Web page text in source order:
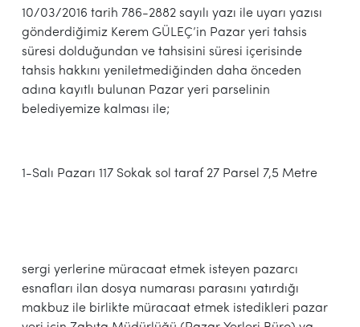
10/03/2016 tarih 786-2882 sayılı yazı ile uyarı yazısı
gönderdiğimiz Kerem GÜLEÇ’in Pazar yeri tahsis
süresi dolduğundan ve tahsisini süresi içerisinde
tahsis hakkını yeniletmediğinden daha önceden
adına kayıtlı bulunan Pazar yeri parselinin
belediyemize kalması ile;
1-Salı Pazarı 117 Sokak sol taraf 27 Parsel 7,5 Metre
sergi yerlerine müracaat etmek isteyen pazarcı
esnafları ilan dosya numarası parasını yatırdığı
makbuz ile birlikte müracaat etmek istedikleri pazar